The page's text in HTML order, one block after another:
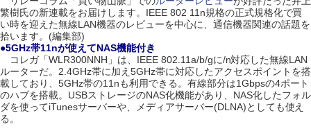
繁樹氏の新連載をお届けします。IEEE 802 11n規格の正式規格化で買
い時を迎えた無線LAN機器のレビューを中心に、通信機器関連の話題を
拾います。(編集部)
●5GHz帯11nが使えてNAS機能付き
コレガ「WLR300NNH」は、IEEE 802.11a/b/gに/n対応した無線LAN
ルーターだ。2.4GHz帯に加え5GHz帯に対応したアクセスポイントを搭
載しており、5GHz帯の11nも利用できる。有線部分は1Gbpsの4ポート
のハブを搭載。USBストレージのNAS化機能があり、NAS化したフォル
ダを使ってiTunesサーバーや、メディアサーバー(DLNA)としても使え
る。